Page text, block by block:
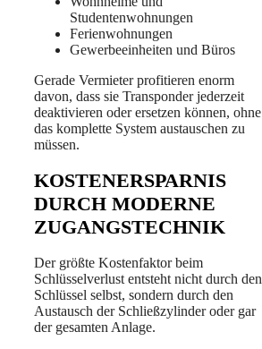
Studentenwohnungen
Ferienwohnungen
Gewerbeeinheiten und Büros
Gerade Vermieter profitieren enorm
davon, dass sie Transponder jederzeit
deaktivieren oder ersetzen können, ohne
das komplette System austauschen zu
müssen.
KOSTENERSPARNIS
DURCH MODERNE
ZUGANGSTECHNIK
Der größte Kostenfaktor beim
Schlüsselverlust entsteht nicht durch den
Schlüssel selbst, sondern durch den
Austausch der Schließzylinder oder gar
der gesamten Anlage.